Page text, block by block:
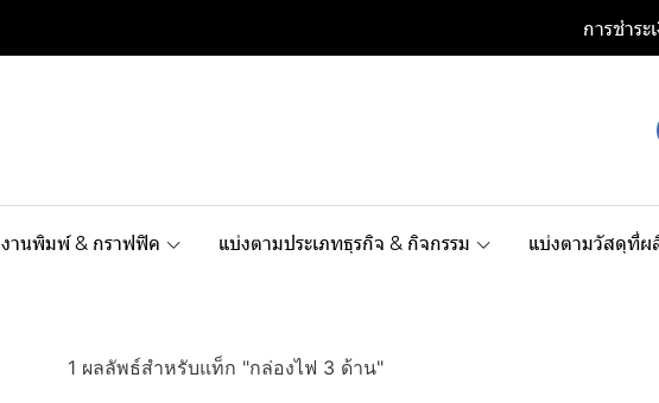
การชำระ
งานพิมพ์ & กราฟฟิค แบ่งตามประเภทธุรกิจ & กิจกรรม แบ่งตามวัสดุที่ผ
1 ผลลัพธ์สำหรับแท็ก "กล่องไฟ 3 ด้าน"